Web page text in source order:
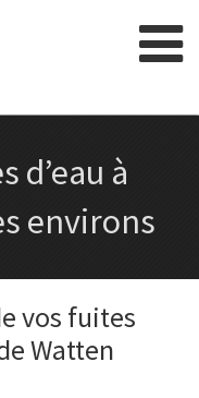
d’eau à
environs
vos fuites
Watten